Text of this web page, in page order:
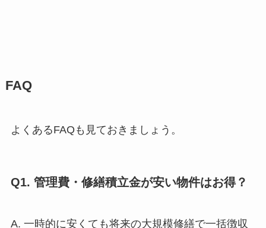
FAQ
よくあるFAQも見ておきましょう。
Q1. 管理費・修繕積立金が安い物件はお得？
A. 一時的に安くても将来の大規模修繕で一括徴収